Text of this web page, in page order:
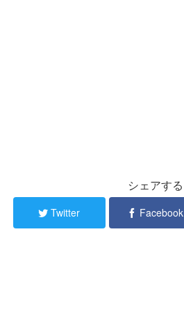
シェアする
Twitter Facebook